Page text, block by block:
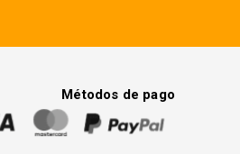
Métodos de pago